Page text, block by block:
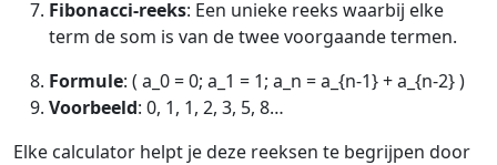
Fibonacci-reeks: Een unieke reeks waarbij elke
term de som is van de twee voorgaande termen.
Formule: ( a_0 = 0; a_1 = 1; a_n = a_{n-1} + a_{n-2} )
Voorbeeld: 0, 1, 1, 2, 3, 5, 8…
Elke calculator helpt je deze reeksen te begrijpen door